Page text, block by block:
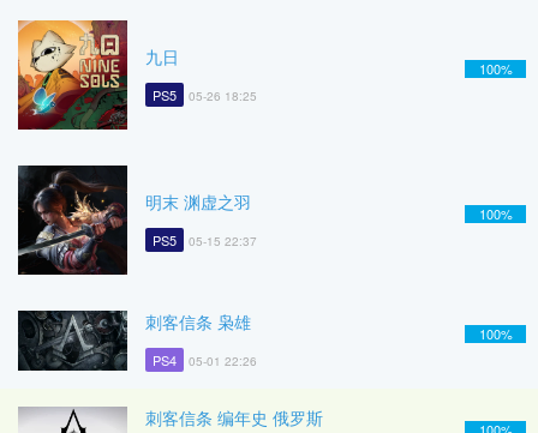
九日
PS5 05-26 18:25
100%
明末 渊虚之羽
PS5 05-15 22:37
100%
刺客信条 枭雄
PS4 05-01 22:26
100%
刺客信条 编年史 俄罗斯